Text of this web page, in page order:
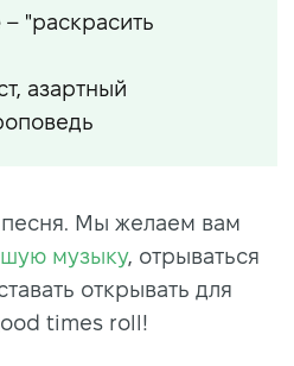
– "раскрасить
азартный
песня. Мы желаем вам
музыку, отрываться
открывать для
times roll!